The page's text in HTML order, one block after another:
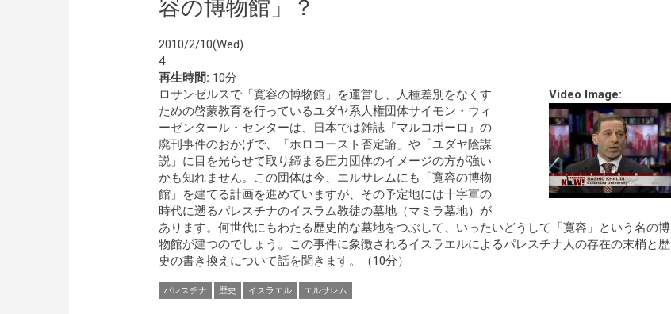
容の博物館」？
2010/2/10(Wed)
4
再生時間: 10分
Video Image:
ロサンゼルスで「寛容の博物館」を運営し、人種差別をなくす
ための啓蒙教育を行っているユダヤ系人権団体サイモン・ウィ
ーゼンタール・センターは、日本では雑誌『マルコポーロ』の
廃刊事件のおかげで、「ホロコースト否定論」や「ユダヤ陰謀
説」に目を光らせて取り締まる圧力団体のイメージの方が強い
かも知れません。この団体は今、エルサレムにも「寛容の博物
館」を建てる計画を進めていますが、その予定地には十字軍の
時代に遡るパレスチナのイスラム教徒の墓地（マミラ墓地）が
あります。何世代にもわたる歴史的な墓地をつぶして、いったいどうして「寛容」という名の博
物館が建つのでしょう。この事件に象徴されるイスラエルによるパレスチナ人の存在の末梢と歴
史の書き換えについて話を聞きます。（10分）
パレスチナ 歴史 イスラエル エルサレム